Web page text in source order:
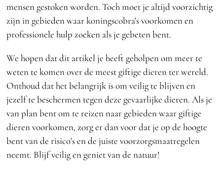
mensen gestoken worden. Toch moet je altijd voorzichtig
zijn in gebieden waar koningscobra's voorkomen en
professionele hulp zoeken als je gebeten bent.
We hopen dat dit artikel je heeft geholpen om meer te
weten te komen over de meest giftige dieren ter wereld.
Onthoud dat het belangrijk is om veilig te blijven en
jezelf te beschermen tegen deze gevaarlijke dieren. Als je
van plan bent om te reizen naar gebieden waar giftige
dieren voorkomen, zorg er dan voor dat je op de hoogte
bent van de risico's en de juiste voorzorgsmaatregelen
neemt. Blijf veilig en geniet van de natuur!